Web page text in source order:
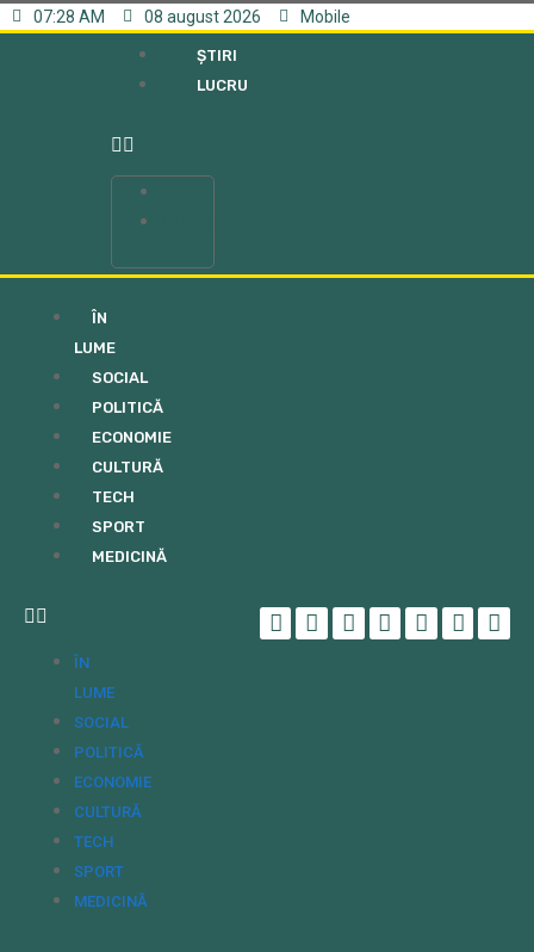
07:28 AM 08 august 2026 Mobile
ȘTIRI
LUCRU
ÎN
LUME
SOCIAL
POLITICĂ
ECONOMIE
CULTURĂ
TECH
SPORT
MEDICINĂ
ÎN
LUME
SOCIAL
POLITICĂ
ECONOMIE
CULTURĂ
TECH
SPORT
MEDICINĂ